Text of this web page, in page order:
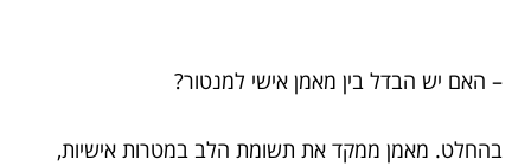
– האם יש הבדל בין מאמן אישי למנטור?
בהחלט. מאמן ממקד את תשומת הלב במטרות אישיות,